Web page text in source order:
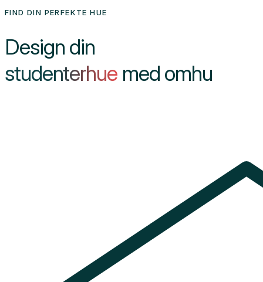
FIND DIN PERFEKTE HUE
Design din
studenterhue med omhu